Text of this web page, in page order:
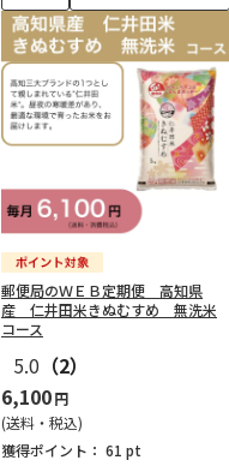
郵便局のＷＥＢ定期便 高知県
産 仁井田米きぬむすめ 無洗米
コース
5.0 （2）
6,100円
(送料・税込)
獲得ポイント： 61 pt